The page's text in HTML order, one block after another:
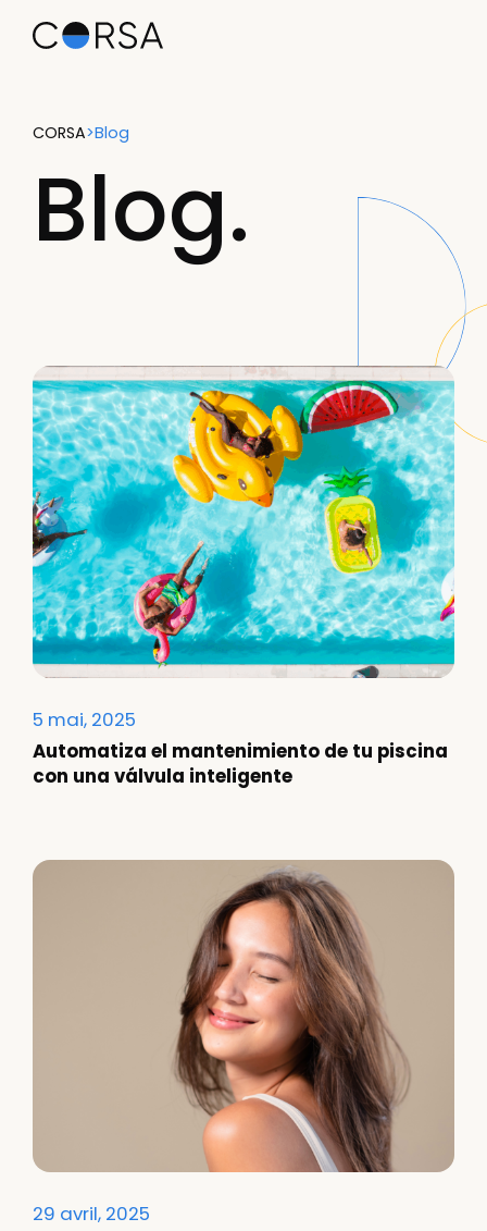
CORSA>Blog
Blog.
5 mai, 2025
Automatiza el mantenimiento de tu piscina
con una válvula inteligente
29 avril, 2025